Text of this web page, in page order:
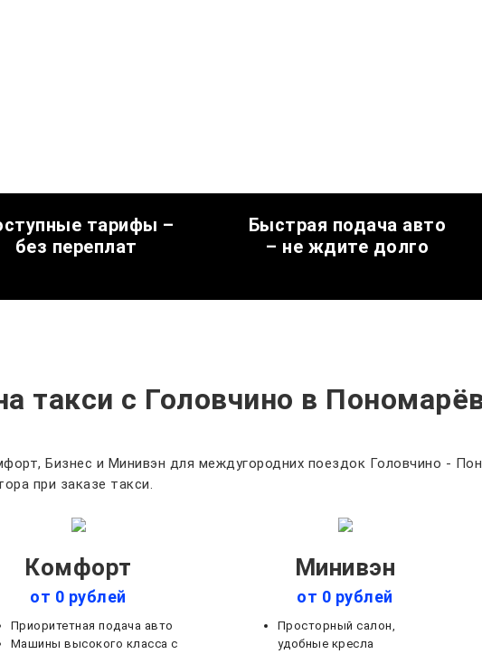
тарифы –
без переплат
Быстрая подача авто
– не ждите долго
такси с Головчино в
Бизнес и Минивэн для междугородних поездок Головчино -
при заказе такси.
Комфорт
от 0 рублей
Приоритетная подача авто
Машины высокого класса с
Минивэн
от 0 рублей
Просторный салон,
удобные кресла